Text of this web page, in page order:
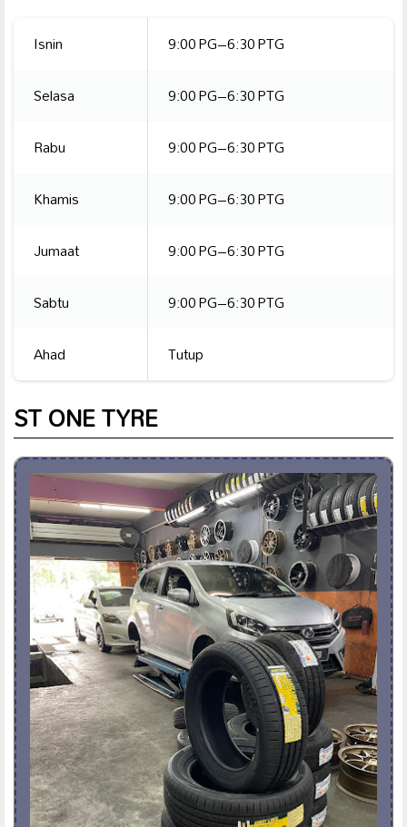
Isnin
9:00 PG–6:30 PTG
Selasa
9:00 PG–6:30 PTG
Rabu
9:00 PG–6:30 PTG
Khamis
9:00 PG–6:30 PTG
Jumaat
9:00 PG–6:30 PTG
Sabtu
9:00 PG–6:30 PTG
Ahad
Tutup
ST ONE TYRE